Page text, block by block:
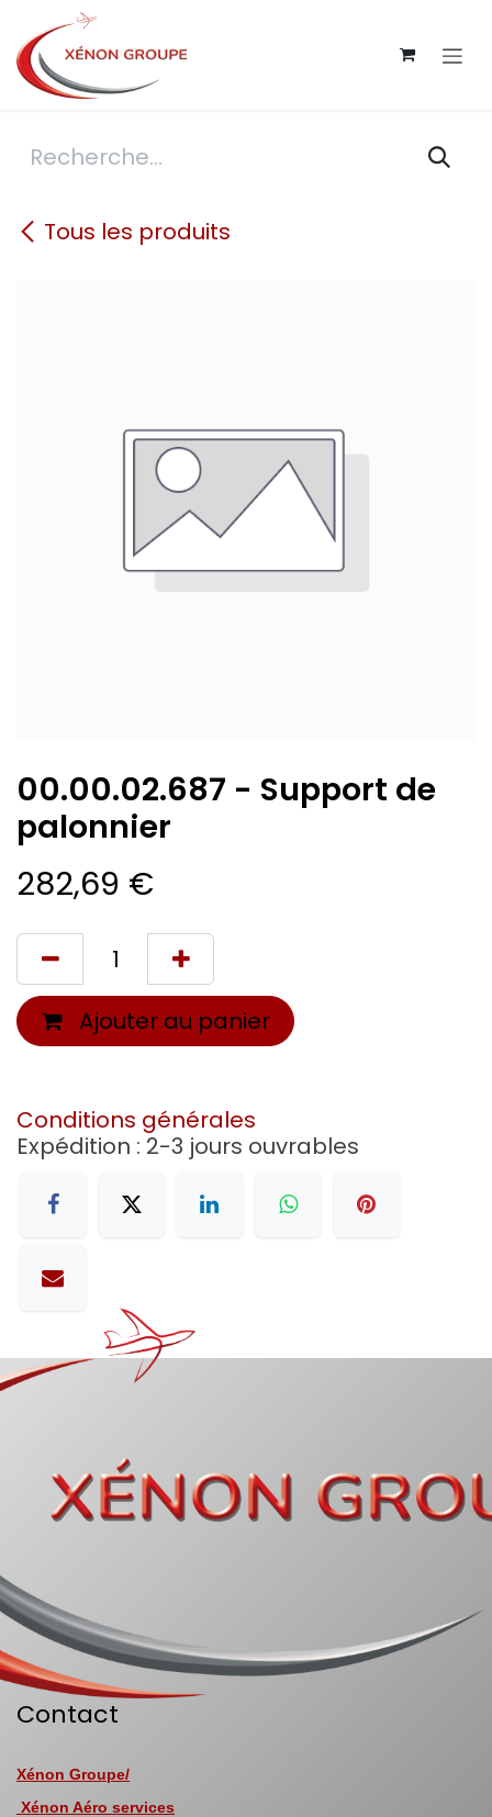
Se rendre au contenu
Tous les produits
00.00.02.687 - Support de
palonnier
282,69 €
Ajouter au panier
Conditions générales
Expédition : 2-3 jours ouvrables
Contact
Xénon Groupe/
Xénon Aéro services